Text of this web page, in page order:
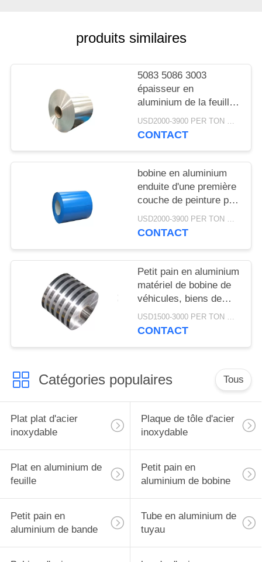
DEMANDEZ
UN
SITE
PRIVACY
POLICY
produits similaires
5083 5086 3003
épaisseur en
aluminium de la feuille
0.1-3mm de la bobine
H24
USD2000-3900 PER TON MOQ:1TON
CONTACT
bobine en aluminium
enduite d'une première
couche de peinture par
couleur enduite en
aluminium de la bobine
USD2000-3900 PER TON MOQ:1TON
CONTACT
Petit pain en aluminium
matériel de bobine de
véhicules, biens de
corrosion de bobine
d'équilibre en métal anti
USD1500-3000 PER TON MOQ:1TON
CONTACT
Catégories populaires Tous
Plat plat d'acier
inoxydable
Plaque de tôle d'acier
inoxydable
Plat en aluminium de
feuille
Petit pain en
aluminium de bobine
Petit pain en
aluminium de bande
Tube en aluminium de
tuyau